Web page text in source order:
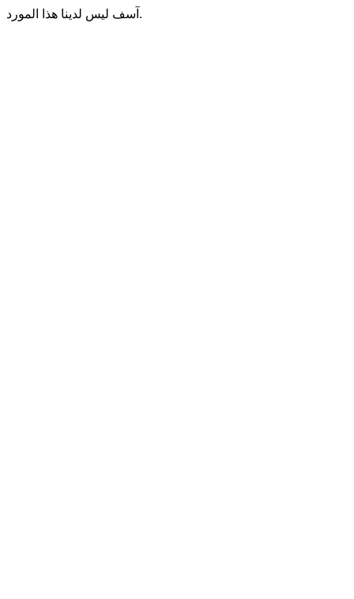
آسف ليس لدينا هذا المورد.